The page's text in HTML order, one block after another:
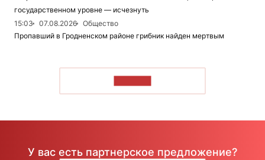
государственном уровне — исчезнуть
15:03
07.08.2026
Общество
Пропавший в Гродненском районе грибник найден мертвым
У вас есть партнерское предложение?